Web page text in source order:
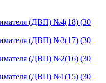
(ДВП) №4(18) (30
(ДВП) №3(17) (30
(ДВП) №2(16) (30
(ДВП) №1(15) (30